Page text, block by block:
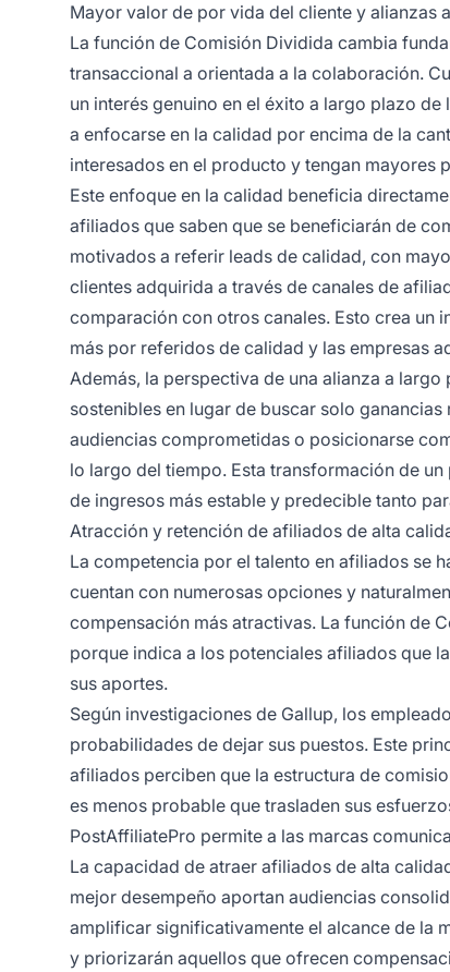
Mayor valor de por vida del cliente y alianzas
La función de Comisión Dividida cambia
transaccional a orientada a la colaboración.
un interés genuino en el éxito a largo plazo
a enfocarse en la calidad por encima de la
interesados en el producto y tengan mayores
Este enfoque en la calidad beneficia
afiliados que saben que se beneficiarán de
motivados a referir leads de calidad, con
clientes adquirida a través de canales de
comparación con otros canales. Esto crea un
más por referidos de calidad y las empresas
Además, la perspectiva de una alianza a
sostenibles en lugar de buscar solo
audiencias comprometidas o posicionarse
lo largo del tiempo. Esta transformación de
de ingresos más estable y predecible tanto
Atracción y retención de afiliados de alta
La competencia por el talento en afiliados se
cuentan con numerosas opciones y
compensación más atractivas. La función de
porque indica a los potenciales afiliados que
sus aportes.
Según investigaciones de Gallup, los
probabilidades de dejar sus puestos. Este
afiliados perciben que la estructura de
es menos probable que trasladen sus
PostAffiliatePro permite a las marcas
La capacidad de atraer afiliados de alta
mejor desempeño aportan audiencias
amplificar significativamente el alcance de la
y priorizarán aquellos que ofrecen